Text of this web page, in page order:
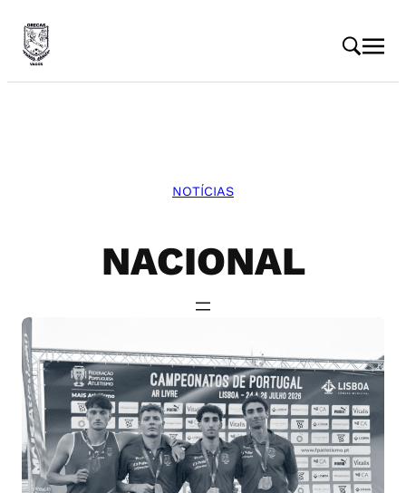
Saltar
para
NOTÍCIAS
NACIONAL